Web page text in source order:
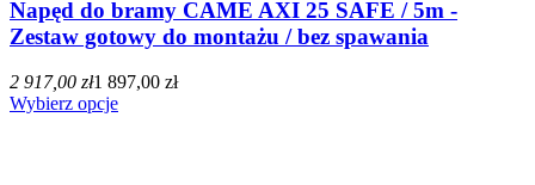
Napęd do bramy CAME AXI 25 SAFE / 5m -
Zestaw gotowy do montażu / bez spawania
2 917,00 zł1 897,00 zł
Wybierz opcje